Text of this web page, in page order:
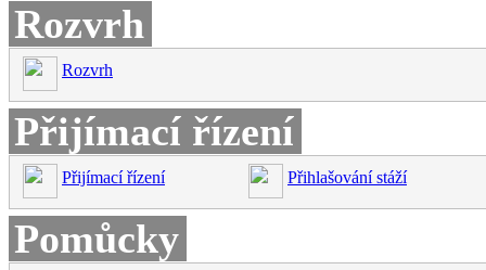
Rozvrh
Rozvrh
Přijímací řízení
Přijímací řízení Přihlašování stáží
Pomůcky